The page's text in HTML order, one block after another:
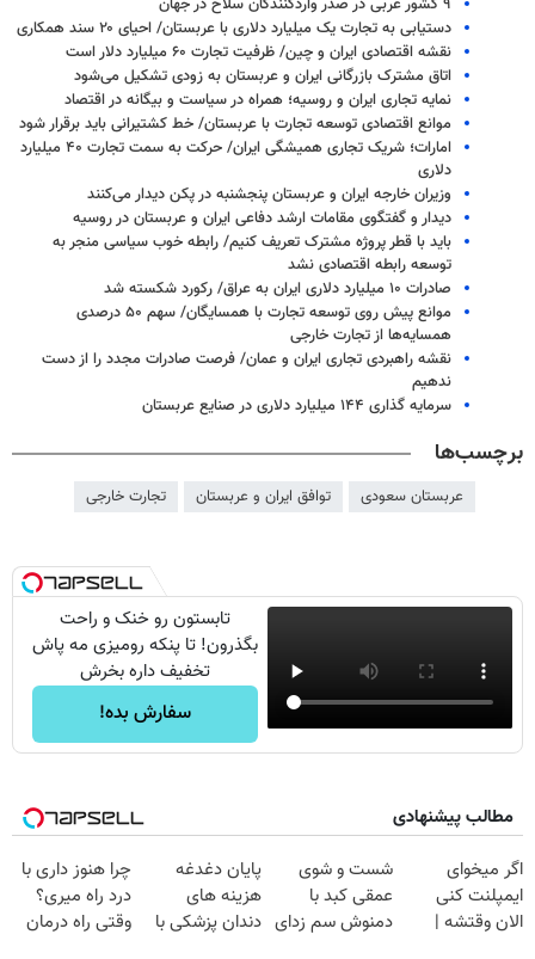
دستیابی به تجارت یک میلیارد دلاری با عربستان/ احیای ۲۰ سند همکاری
نقشه اقتصادی ایران و چین/ ظرفیت تجارت ۶۰ میلیارد دلار است
اتاق مشترک بازرگانی ایران و عربستان به زودی تشکیل می‌شود
نمایه تجاری ایران و روسیه؛ همراه در سیاست و بیگانه در اقتصاد
موانع اقتصادی توسعه تجارت با عربستان/ خط کشتیرانی باید برقرار شود
امارات؛ شریک تجاری همیشگی ایران/ حرکت به سمت تجارت ۴۰ میلیارد
دلاری
وزیران خارجه ایران و عربستان پنجشنبه در پکن دیدار می‌کنند
دیدار و گفتگوی مقامات ارشد دفاعی ایران و عربستان در روسیه
باید با قطر پروژه مشترک تعریف کنیم/ رابطه خوب سیاسی منجر به
توسعه رابطه اقتصادی نشد
صادرات ۱۰ میلیارد دلاری ایران به عراق/ رکورد شکسته شد
موانع پیش روی توسعه تجارت با همسایگان/ سهم ۵۰ درصدی
همسایه‌ها از تجارت خارجی
نقشه راهبردی تجاری ایران و عمان/ فرصت صادرات مجدد را از دست
ندهیم
سرمایه گذاری ۱۴۴ میلیارد دلاری در صنایع عربستان
برچسب‌ها
عربستان سعودی توافق ایران و عربستان تجارت خارجی
تابستون رو خنک و راحت
بگذرون! تا پنکه رومیزی مه پاش
تخفیف داره بخرش
سفارش بده!
مطالب پیشنهادی
اگر میخوای
ایمپلنت کنی
الان وقتشه |
شست و شوی
عمقی کبد با
دمنوش سم زدای
پایان دغدغه
هزینه های
دندان پزشکی با
چرا هنوز داری با
درد راه میری؟
وقتی راه درمان